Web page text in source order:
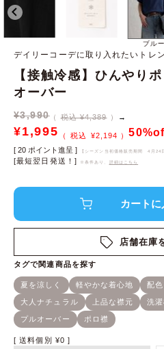
ブルー
デイリーコーデに取り入れたいトレ
【接触冷感】ひんやり
オーバー
¥3,990 税込 ¥4,389 →
¥1,995 ¥2,194
[ 20 ポイント進呈 ] 【シーズン当初価格販売期間4月24
[最短翌日発送！] ※条件あり、 詳細はこちら
店舗在庫
送料個別 ¥0